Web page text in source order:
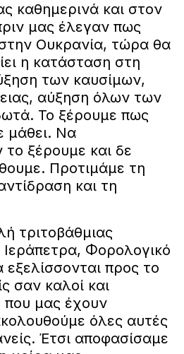
καθημερινά και στον
μας έλεγαν πως
Ουκρανία, τώρα θα
η κατάσταση στη
των καυσίμων,
αύξηση όλων των
Το ξέρουμε πως
μάθει. Να
ξέρουμε και δε
Προτιμάμε τη
και τη
τριτοβάθμιας
Ιεράπετρα, Φορολογικό
προς το
σαν καλοί και
που μας έχουν
όλες αυτές
Έτσι αποφασίσαμε